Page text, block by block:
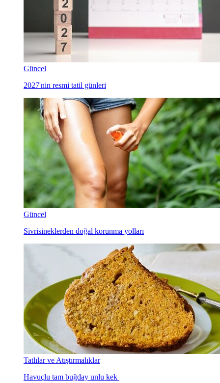
Güncel
2027'nin resmi tatil günleri
Güncel
Sivrisineklerden doğal korunma yolları
Tatlılar ve Atıştırmalıklar
Havuçlu tam buğday unlu kek